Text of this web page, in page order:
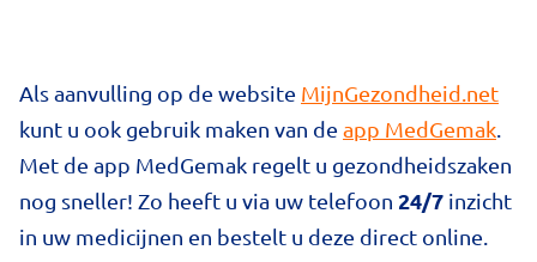
Als aanvulling op de website MijnGezondheid.net
kunt u ook gebruik maken van de app MedGemak.
Met de app MedGemak regelt u gezondheidszaken
nog sneller! Zo heeft u via uw telefoon 24/7 inzicht
in uw medicijnen en bestelt u deze direct online.